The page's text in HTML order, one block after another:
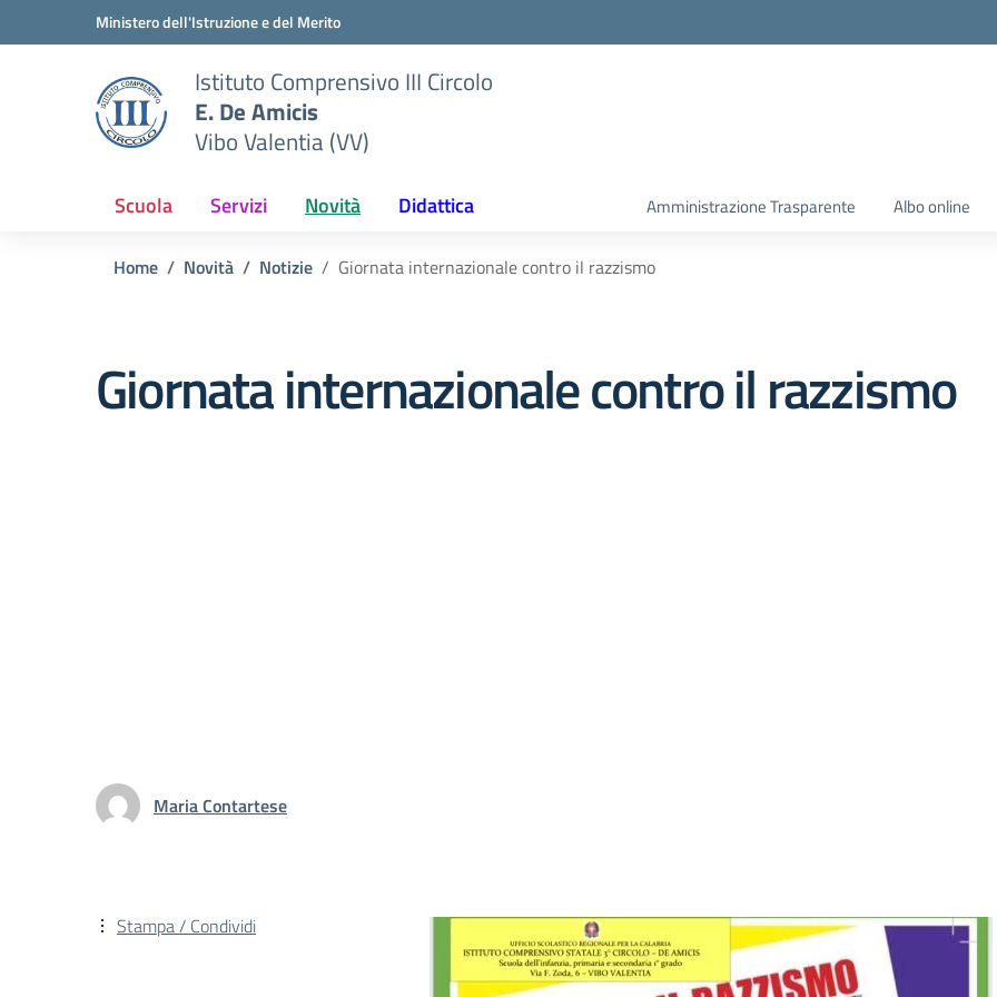
Vai ai contenuti
Vai al menu di navigazioneMinistero dell'Istruzione e del Merito
Istituto Comprensivo III Circolo
E. De Amicis
Vibo Valentia (VV)
Scuola Servizi Novità Didattica Amministrazione Trasparente Albo online
Home Novità Notizie Giornata internazionale contro il razzismo
Giornata internazionale contro il razzismo
Maria Contartese
Stampa / Condividi